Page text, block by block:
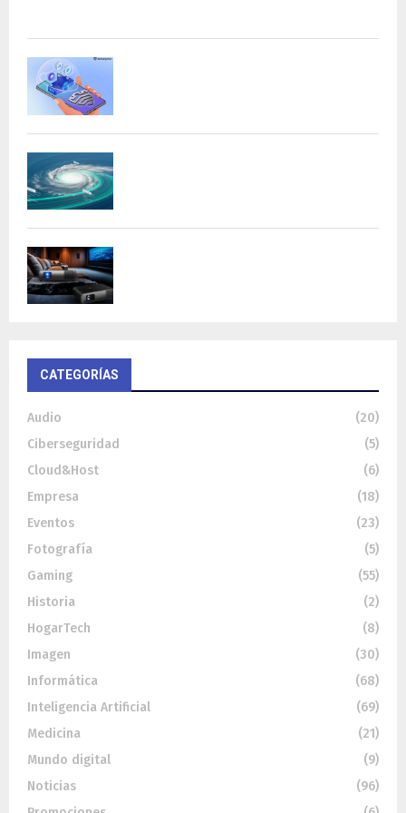
CATEGORÍAS
Audio
(20)
Ciberseguridad
(5)
Cloud&Host
(6)
Empresa
(18)
Eventos
(23)
Fotografía
(5)
Gaming
(55)
Historia
(2)
HogarTech
(8)
Imagen
(30)
Informática
(68)
Inteligencia Artificial
(69)
Medicina
(21)
Mundo digital
(9)
Noticias
(96)